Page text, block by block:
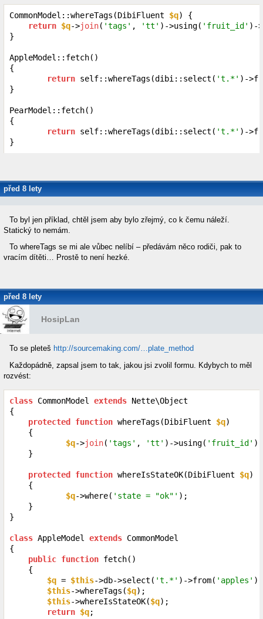
CommonModel::whereTags(DibiFluent $q) {
return $q->join( 'tags' , 'tt' )->using( 'fruit_id' )-
}
AppleModel::fetch()
{
return self::whereTags(dibi::select( 't.*' )-
}
PearModel::fetch()
{
return self::whereTags(dibi::select( 't.*' )-
}
před 8 lety
To byl jen příklad, chtěl jsem aby bylo zřejmý, co k čemu náleží.
Statický to nemám.
To whereTags se mi ale vůbec nelíbí – předávám něco rodiči, pak to
vracím dítěti… Prostě to není hezké.
před 8 lety
HosipLan
To se pleteš http://sourcemaking.com/…plate_method
Každopádně, zapsal jsem to tak, jakou jsi zvolil formu. Kdybych to měl
rozvést:
class CommonModel extends Nette\Object
{
protected
function whereTags(DibiFluent $q)
    {
$q->join( 'tags' , 'tt' )->using( 'fruit_id' );
    }
protected function whereIsStateOK(DibiFluent $q)
    {
$q->where( 'state = "ok"' );
    }
}
class AppleModel extends CommonModel
{
public function fetch()
    {
$q = $this->db->select( 't.*' )->from( 'apples' );
$this->whereTags($q);
$this->whereIsStateOK($q);
return $q;